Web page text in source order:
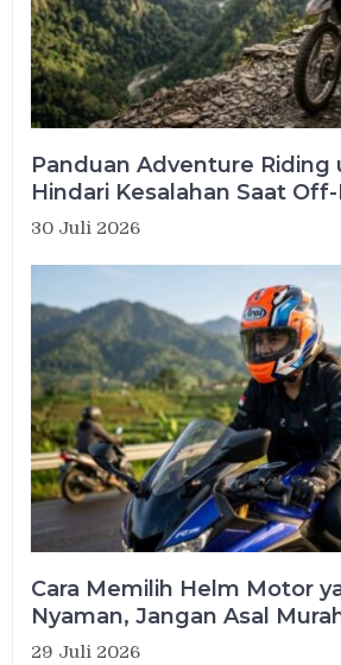
Panduan Adventure Riding
Hindari Kesalahan Saat Off-
30 Juli 2026
Cara Memilih Helm Motor
Nyaman, Jangan Asal
29 Juli 2026